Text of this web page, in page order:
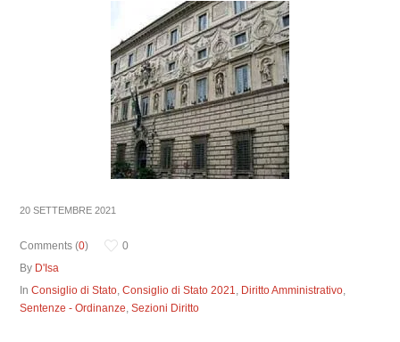
20 SETTEMBRE 2021
Comments (0)
0
By D'Isa
InConsiglio di Stato,Consiglio di Stato 2021, Diritto Amministrativo,
Sentenze - Ordinanze,Sezioni Diritto